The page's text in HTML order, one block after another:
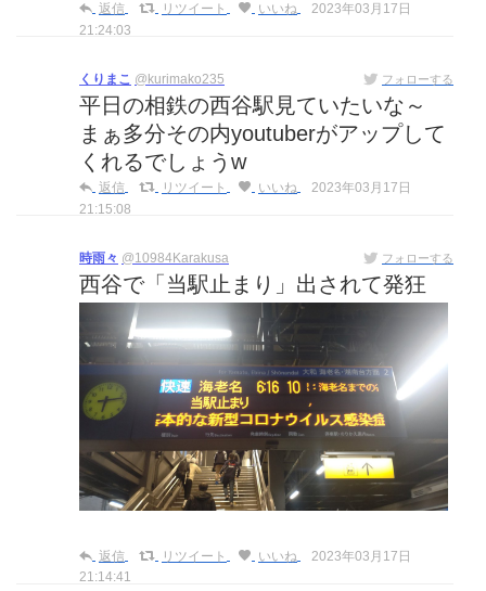
返信 リツイート いいね
2023年03月17日
21:24:03
くりまこ @kurimako235 フォローする
平日の相鉄の西谷駅見ていたいな～
まぁ多分その内youtuberがアップして
くれるでしょうw
返信 リツイート いいね
2023年03月17日
21:15:08
時雨々 @10984Karakusa フォローする
西谷で「当駅止まり」出されて発狂
返信 リツイート いいね
2023年03月17日
21:14:41